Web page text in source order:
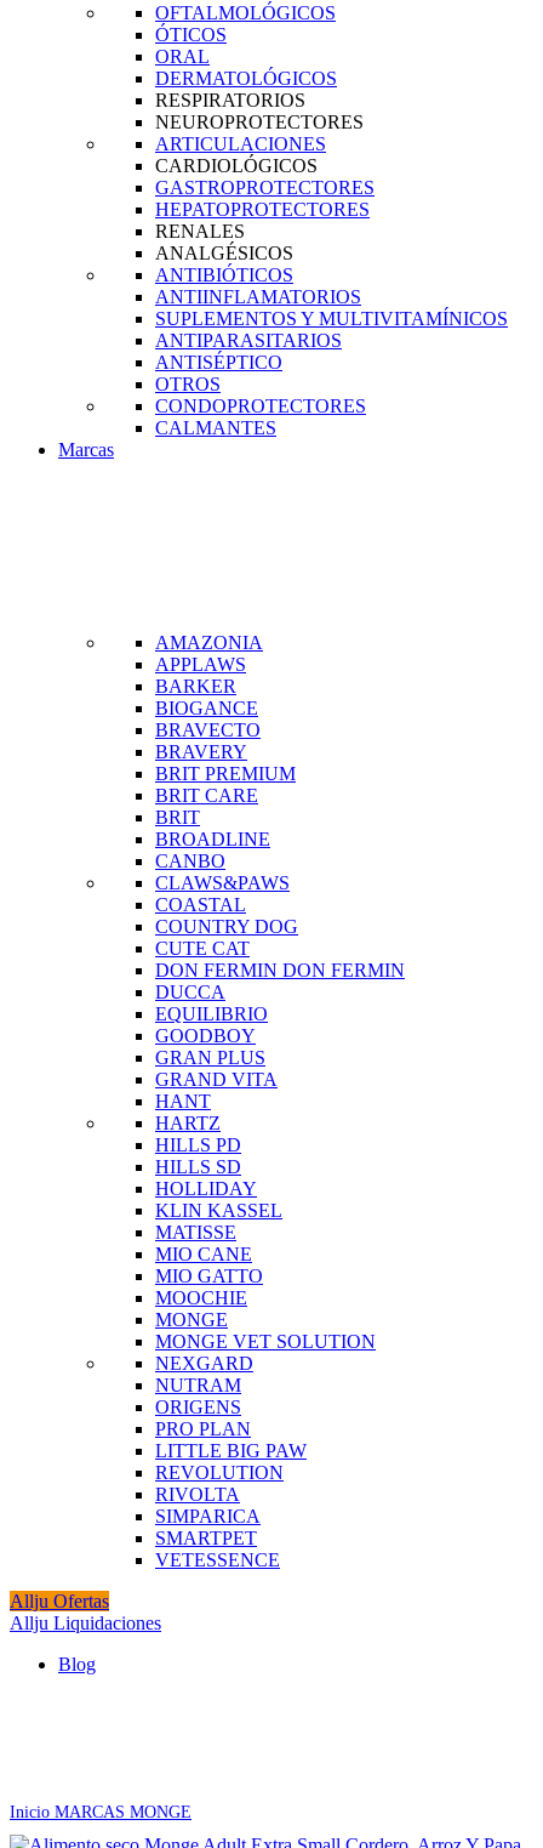
OFTALMOLÓGICOS
ÓTICOS
ORAL
DERMATOLÓGICOS
RESPIRATORIOS
NEUROPROTECTORES
ARTICULACIONES
CARDIOLÓGICOS
GASTROPROTECTORES
HEPATOPROTECTORES
RENALES
ANALGÉSICOS
ANTIBIÓTICOS
ANTIINFLAMATORIOS
SUPLEMENTOS Y MULTIVITAMÍNICOS
ANTIPARASITARIOS
ANTISÉPTICO
OTROS
CONDOPROTECTORES
CALMANTES
Marcas
AMAZONIA
APPLAWS
BARKER
BIOGANCE
BRAVECTO
BRAVERY
BRIT PREMIUM
BRIT CARE
BRIT
BROADLINE
CANBO
CLAWS&PAWS
COASTAL
COUNTRY DOG
CUTE CAT
DON FERMIN DON FERMIN
DUCCA
EQUILIBRIO
GOODBOY
GRAN PLUS
GRAND VITA
HANT
HARTZ
HILLS PD
HILLS SD
HOLLIDAY
KLIN KASSEL
MATISSE
MIO CANE
MIO GATTO
MOOCHIE
MONGE
MONGE VET SOLUTION
NEXGARD
NUTRAM
ORIGENS
PRO PLAN
LITTLE BIG PAW
REVOLUTION
RIVOLTA
SIMPARICA
SMARTPET
VETESSENCE
Allju Ofertas
Allju Liquidaciones
Blog
Inicio MARCAS MONGE